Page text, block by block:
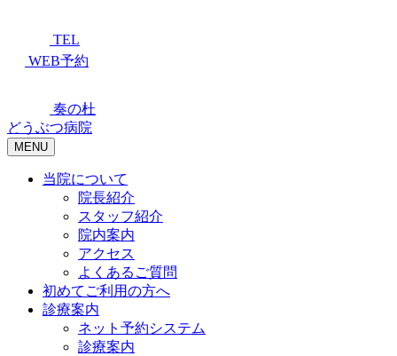
TEL
WEB予約
奏の杜
どうぶつ病院
MENU
当院について
院長紹介
スタッフ紹介
院内案内
アクセス
よくあるご質問
初めてご利用の方へ
診療案内
ネット予約システム
診療案内